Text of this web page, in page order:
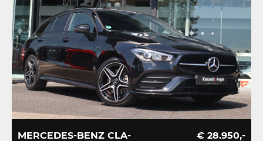
MERCEDES-BENZ CLA-
€ 28.950,-